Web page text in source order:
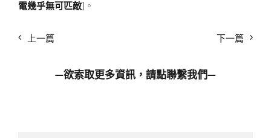
電幾乎無可匹敵]。
上一篇 下一篇
—欲索取更多資訊，請點聯繫我們—